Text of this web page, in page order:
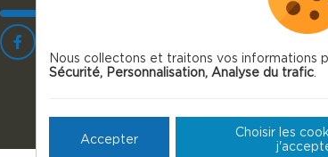
Nous collectons et traitons vos informations
Sécurité, Personnalisation, Analyse du trafic.
Accepter
Choisir les